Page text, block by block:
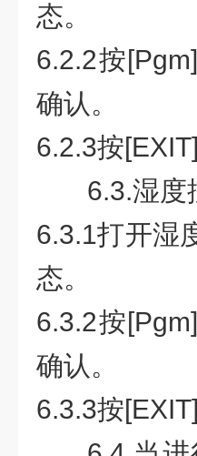
态。
6.2.2按[Pgm]
确认。
6.2.3按[EXIT]
6.3.湿度
6.3.1打开湿
态。
6.3.2按[Pgm]
确认。
6.3.3按[EXIT]